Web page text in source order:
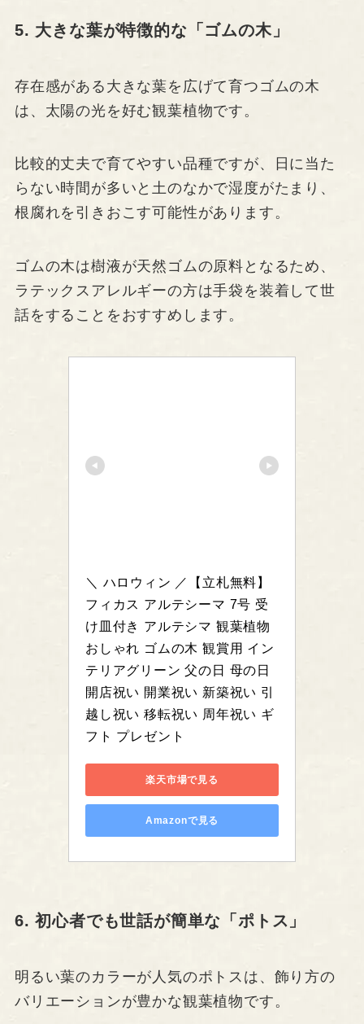
5. 大きな葉が特徴的な「ゴムの木」
存在感がある大きな葉を広げて育つゴムの木
は、太陽の光を好む観葉植物です。
比較的丈夫で育てやすい品種ですが、日に当た
らない時間が多いと土のなかで湿度がたまり、
根腐れを引きおこす可能性があります。
ゴムの木は樹液が天然ゴムの原料となるため、
ラテックスアレルギーの方は手袋を装着して世
話をすることをおすすめします。
＼ ハロウィン ／【立札無料】
フィカス アルテシーマ 7号 受
け皿付き アルテシマ 観葉植物
おしゃれ ゴムの木 観賞用 イン
テリアグリーン 父の日 母の日
開店祝い 開業祝い 新築祝い 引
越し祝い 移転祝い 周年祝い ギ
フト プレゼント
楽天市場で見る
Amazonで見る
6. 初心者でも世話が簡単な「ポトス」
明るい葉のカラーが人気のポトスは、飾り方の
バリエーションが豊かな観葉植物です。